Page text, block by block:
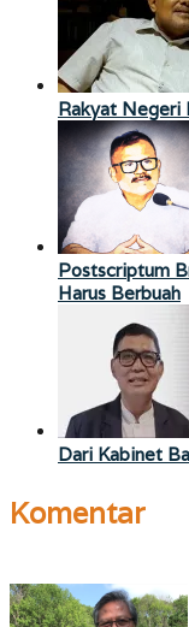
Rakyat Negeri
Postscriptum
Harus Berbuah
Dari Kabinet
Komentar